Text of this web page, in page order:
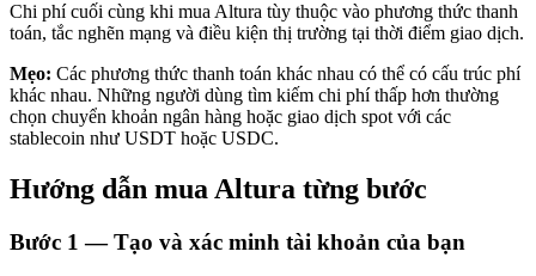
Dịch vụ vay được hỗ trợ bằng tiền điện tử
Chi phí cuối cùng khi mua Altura tùy thuộc vào phương thức thanh
toán, tắc nghẽn mạng và điều kiện thị trường tại thời điểm giao dịch.
Mẹo: Các phương thức thanh toán khác nhau có thể có cấu trúc phí
khác nhau. Những người dùng tìm kiếm chi phí thấp hơn thường
chọn chuyển khoản ngân hàng hoặc giao dịch spot với các
stablecoin như USDT hoặc USDC.
Hướng dẫn mua Altura từng bước
Bước 1 —Tạo và xác minh tài khoản của bạn